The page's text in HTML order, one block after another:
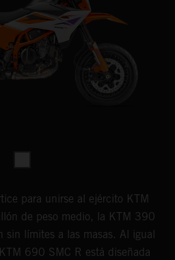
para unirse al ejército KTM
de peso medio, la KTM 390
sin límites a las masas. Al igual
690 SMC R está diseñada